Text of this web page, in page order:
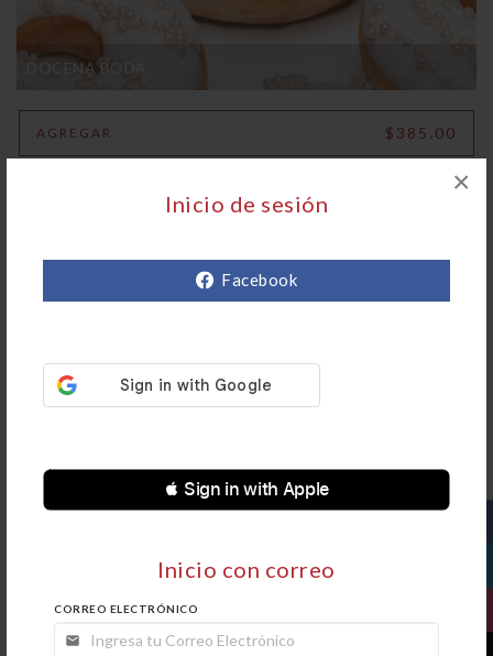
Inicio de sesión
Facebook
 Sign in with Apple
Inicio con correo
CORREO ELECTRÓNICO
×
DOCENA BODA
AGREGAR $385.00